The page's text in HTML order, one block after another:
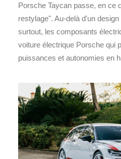
Porsche Taycan passe, en ce
restylage". Au-delà d'un
surtout, les composants
voiture électrique Porsche qui
puissances et autonomies en